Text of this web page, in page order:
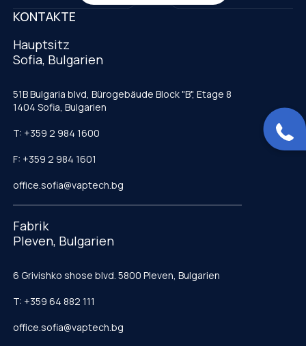
KONTAKTE
Hauptsitz
Sofia, Bulgarien
51B Bulgaria blvd, Bürogebäude Block "B", Etage 8
1404 Sofia, Bulgarien
T: +359 2 984 1600
F: +359 2 984 1601
office.sofia@vaptech.bg
Fabrik
Pleven, Bulgarien
6 Grivishko shose blvd. 5800 Pleven, Bulgarien
T: +359 64 882 111
office.sofia@vaptech.bg